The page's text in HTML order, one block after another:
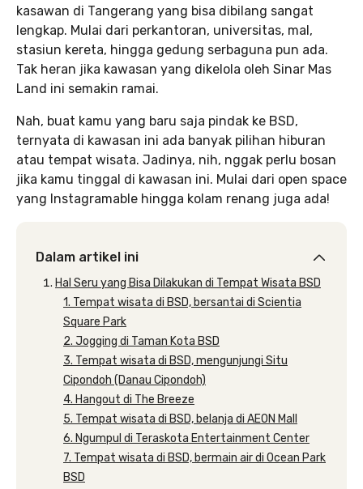
kasawan di Tangerang yang bisa dibilang sangat
lengkap. Mulai dari perkantoran, universitas, mal,
stasiun kereta, hingga gedung serbaguna pun ada.
Tak heran jika kawasan yang dikelola oleh Sinar Mas
Land ini semakin ramai.
Nah, buat kamu yang baru saja pindak ke BSD,
ternyata di kawasan ini ada banyak pilihan hiburan
atau tempat wisata. Jadinya, nih, nggak perlu bosan
jika kamu tinggal di kawasan ini. Mulai dari open space
yang Instagramable hingga kolam renang juga ada!
Dalam artikel ini
Hal Seru yang Bisa Dilakukan di Tempat Wisata BSD
1. Tempat wisata di BSD, bersantai di Scientia
Square Park
2. Jogging di Taman Kota BSD
3. Tempat wisata di BSD, mengunjungi Situ
Cipondoh (Danau Cipondoh)
4. Hangout di The Breeze
5. Tempat wisata di BSD, belanja di AEON Mall
6. Ngumpul di Teraskota Entertainment Center
7. Tempat wisata di BSD, bermain air di Ocean Park
BSD